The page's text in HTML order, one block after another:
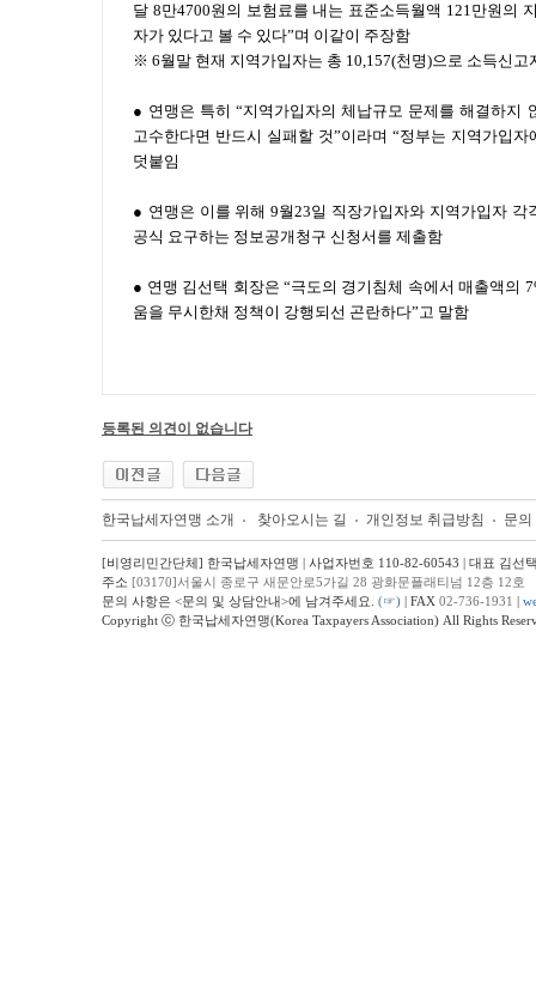
달 8만4700원의 보험료를 내는 표준소득월액 121만원의
자가 있다고 볼 수 있다”며 이같이 주장함
※ 6월말 현재 지역가입자는 총 10,157(천명)으로 소득신고
● 연맹은 특히 “지역가입자의 체납규모 문제를 해결하지
고수한다면 반드시 실패할 것”이라며 “정부는 지역가입
덧붙임
● 연맹은 이를 위해 9월23일 직장가입자와 지역가입자
공식 요구하는 정보공개청구 신청서를 제출함
● 연맹 김선택 회장은 “극도의 경기침체 속에서 매출액의
움을 무시한채 정책이 강행되선 곤란하다”고 말함
등록된 의견이 없습니다
한국납세자연맹 소개 찾아오시는 길 개인정보 취급방침 문
[비영리민간단체] 한국납세자연맹 | 사업자번호 110-82-60543 | 대표 김선
주소 [03170]서울시 종로구 새문안로5가길 28 광화문플래티넘 12층 12호
문의 사항은 <문의 및 상담안내>에 남겨주세요. (☞) | FAX 02-736-1931 |
Copyright ⓒ 한국납세자연맹(Korea Taxpayers Association) All Rights